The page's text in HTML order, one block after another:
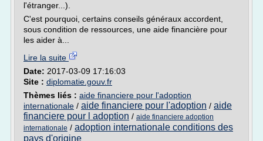
l'étranger...).
C'est pourquoi, certains conseils généraux accordent,
sous condition de ressources, une aide financière pour
les aider à...
Lire la suite
Date: 2017-03-09 17:16:03
Site : diplomatie.gouv.fr
Thèmes liés : aide financiere pour l'adoption
internationale / aide financiere pour l'adoption / aide
financiere pour l adoption / aide financiere adoption
internationale / adoption internationale conditions des
pays d'origine